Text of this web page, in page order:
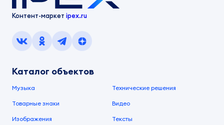
Контент-маркет ipex.ru
Каталог объектов
Музыка Технические решения
Товарные знаки Видео
Изображения Тексты